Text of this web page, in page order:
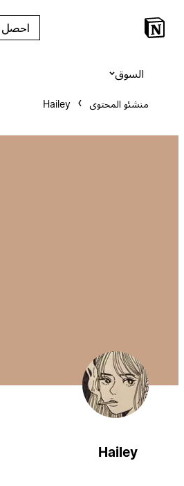
احصل على Notion مجاناً
منشئو المحتوى Hailey
Hailey